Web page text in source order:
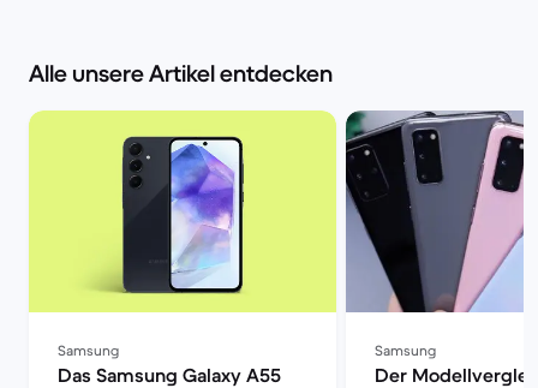
Alle unsere Artikel entdecken
Samsung
Das Samsung Galaxy A55
Samsung
Der